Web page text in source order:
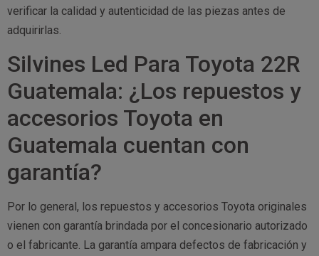
verificar la calidad y autenticidad de las piezas antes de
adquirirlas.
Silvines Led Para Toyota 22R
Guatemala: ¿Los repuestos y
accesorios Toyota en
Guatemala cuentan con
garantía?
Por lo general, los repuestos y accesorios Toyota originales
vienen con garantía brindada por el concesionario autorizado
o el fabricante. La garantía ampara defectos de fabricación y